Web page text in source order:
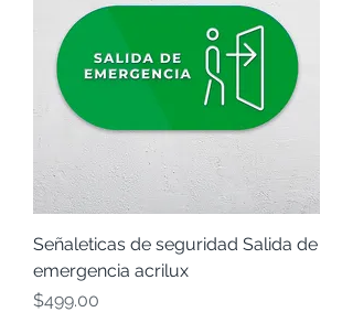
Señaleticas de seguridad Salida de
emergencia acrilux
Precio
$499.00